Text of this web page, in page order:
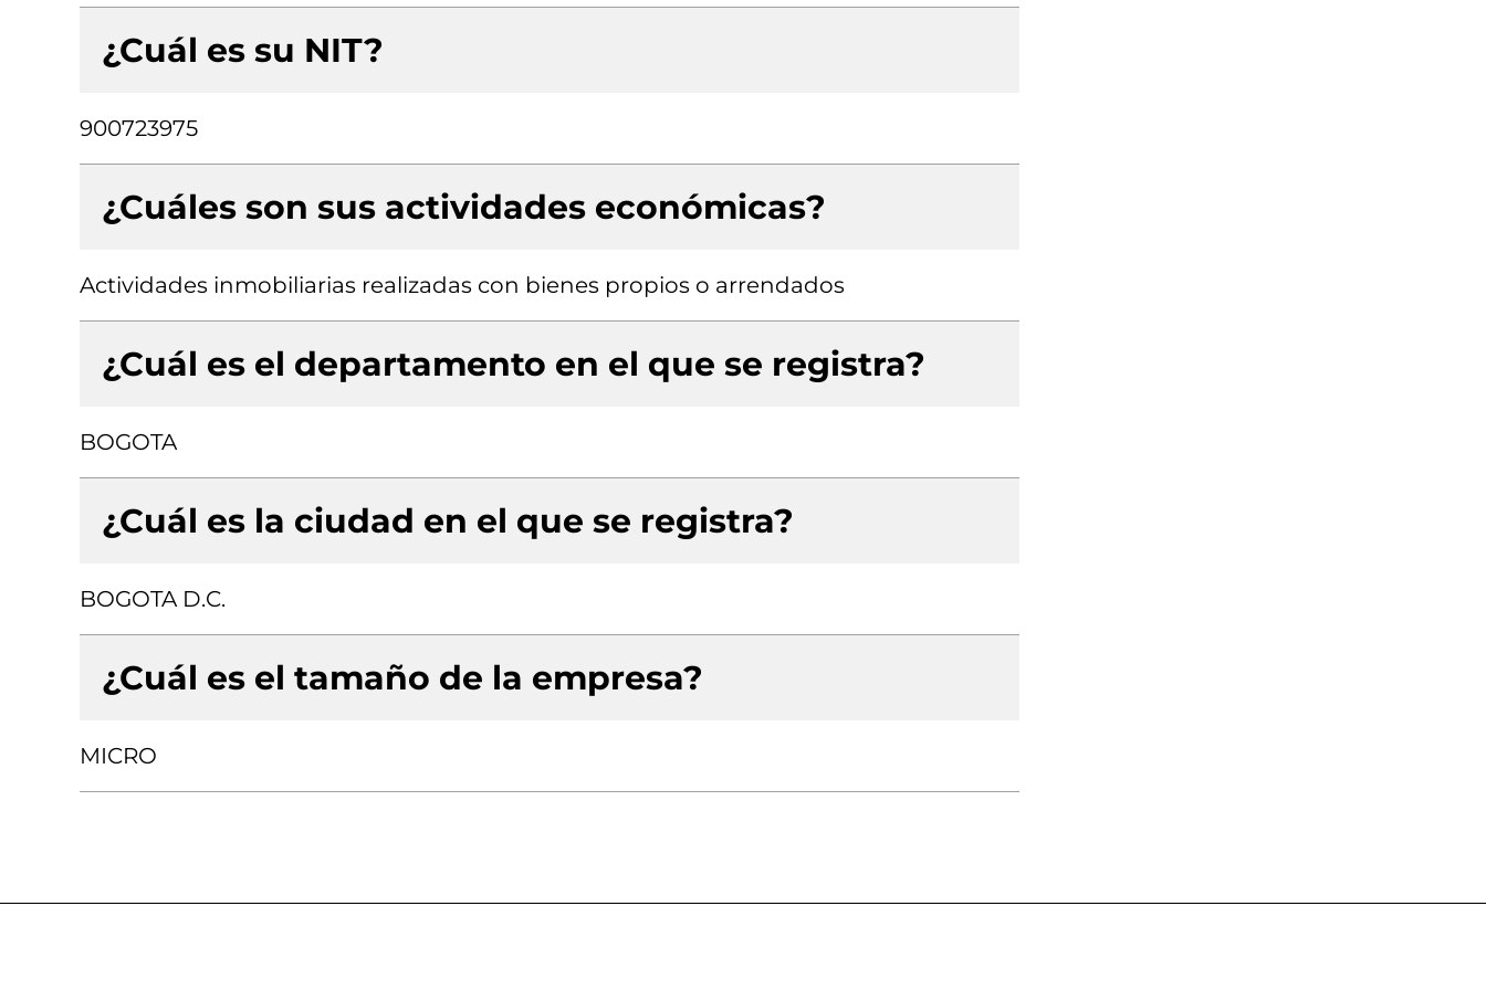
¿Cuál es su NIT?
900723975
¿Cuáles son sus actividades económicas?
Actividades inmobiliarias realizadas con bienes propios o arrendados
¿Cuál es el departamento en el que se registra?
BOGOTA
¿Cuál es la ciudad en el que se registra?
BOGOTA D.C.
¿Cuál es el tamaño de la empresa?
MICRO